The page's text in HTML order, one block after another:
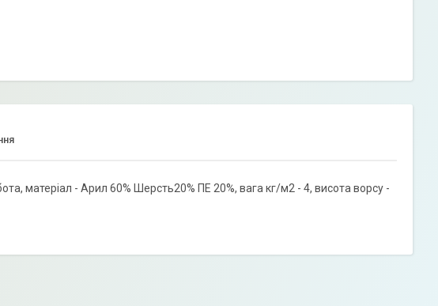
матеріал - Арил 60% Шерсть20% ПЕ 20%, вага кг/м2 - 4, висота ворсу -